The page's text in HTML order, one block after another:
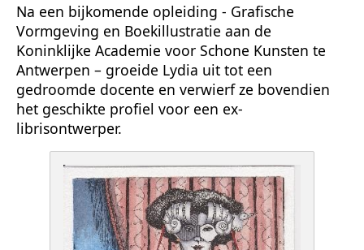
Na een bijkomende opleiding - Grafische
Vormgeving en Boekillustratie aan de
Koninklijke Academie voor Schone Kunsten te
Antwerpen – groeide Lydia uit tot een
gedroomde docente en verwierf ze bovendien
het geschikte profiel voor een ex-
librisontwerper.